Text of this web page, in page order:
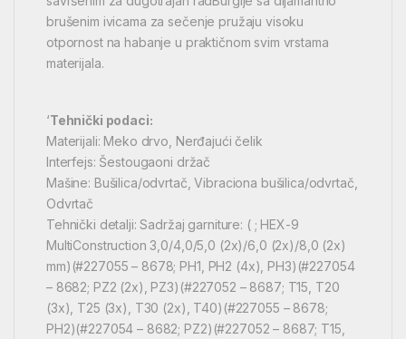
brušenim ivicama za sečenje pružaju visoku
otpornost na habanje u praktičnom svim vrstama
materijala.
‘Tehnički podaci:
Materijali: Meko drvo, Nerđajući čelik
Interfejs: Šestougaoni držač
Mašine: Bušilica/odvrtač, Vibraciona bušilica/odvrtač,
Odvrtač
Tehnički detalji: Sadržaj garniture: ( ; HEX-9
MultiConstruction 3,0/4,0/5,0 (2x)/6,0 (2x)/8,0 (2x)
mm)(#227055 – 8678; PH1, PH2 (4x), PH3)(#227054
– 8682; PZ2 (2x), PZ3)(#227052 – 8687; T15, T20
(3x), T25 (3x), T30 (2x), T40)(#227055 – 8678;
PH2)(#227054 – 8682; PZ2)(#227052 – 8687; T15,